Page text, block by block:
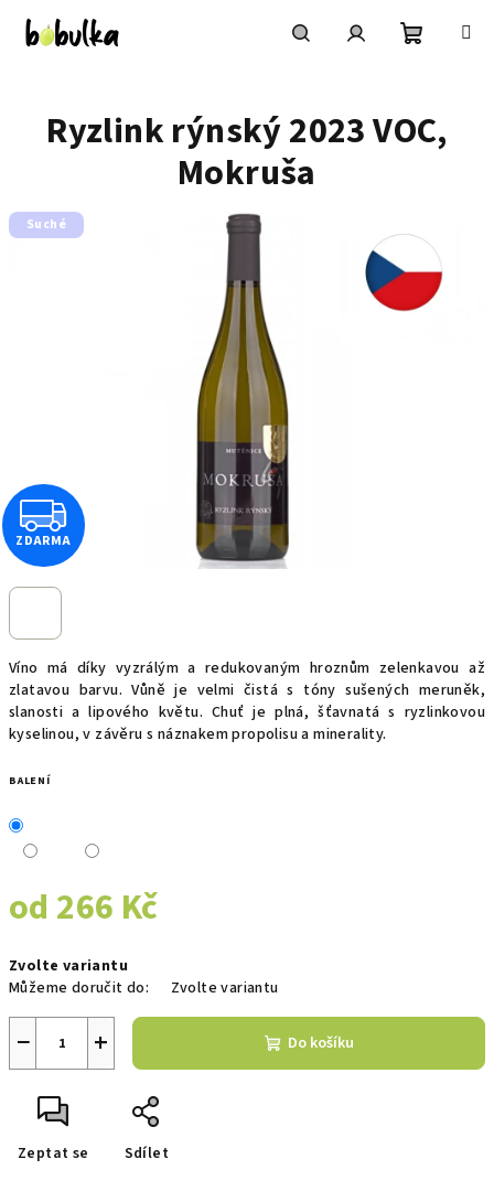
obsah
košík
Víno má díky vyzrálým a redukovaným hroznům zelenkavou až
zlatavou barvu. Vůně je velmi čistá s tóny sušených meruněk,
slanosti a lipového květu. Chuť je plná, šťavnatá s ryzlinkovou
kyselinou, v závěru s náznakem propolisu a minerality.
BALENÍ
od 266 Kč
cena:
Zvolte variantu
Můžeme doručit do:
Zvolte variantu
+
− Do košíku
Zeptat se Sdílet
Ryzlink rýnský 2023 VOC,
Mokruša
Suché
Z
D
R
M
A
ZDARMA